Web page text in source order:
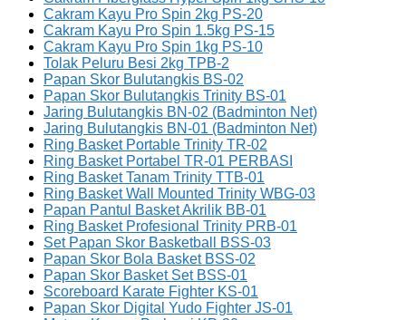
Cakram Kayu Pro Spin 2kg PS-20
Cakram Kayu Pro Spin 1.5kg PS-15
Cakram Kayu Pro Spin 1kg PS-10
Tolak Peluru Besi 2kg TPB-2
Papan Skor Bulutangkis BS-02
Papan Skor Bulutangkis Trinity BS-01
Jaring Bulutangkis BN-02 (Badminton Net)
Jaring Bulutangkis BN-01 (Badminton Net)
Ring Basket Portable Trinity TR-02
Ring Basket Portabel TR-01 PERBASI
Ring Basket Tanam Trinity TTB-01
Ring Basket Wall Mounted Trinity WBG-03
Papan Pantul Basket Akrilik BB-01
Ring Basket Profesional Trinity PRB-01
Set Papan Skor Basketball BSS-03
Papan Skor Bola Basket BSS-02
Papan Skor Basket Set BSS-01
Scoreboard Karate Fighter KS-01
Papan Skor Digital Yudo Fighter JS-01